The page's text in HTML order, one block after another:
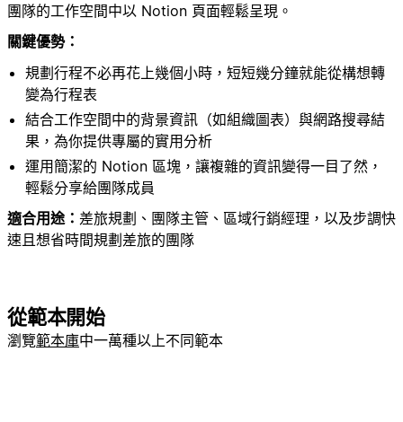
團隊的工作空間中以 Notion 頁面輕鬆呈現。
關鍵優勢：
規劃行程不必再花上幾個小時，短短幾分鐘就能從構想轉
變為行程表
結合工作空間中的背景資訊（如組織圖表）與網路搜尋結
果，為你提供專屬的實用分析
運用簡潔的 Notion 區塊，讓複雜的資訊變得一目了然，
輕鬆分享給團隊成員
適合用途： 差旅規劃、團隊主管、區域行銷經理，以及步調快
速且想省時間規劃差旅的團隊
從範本開始
瀏覽範本庫中一萬種以上不同範本